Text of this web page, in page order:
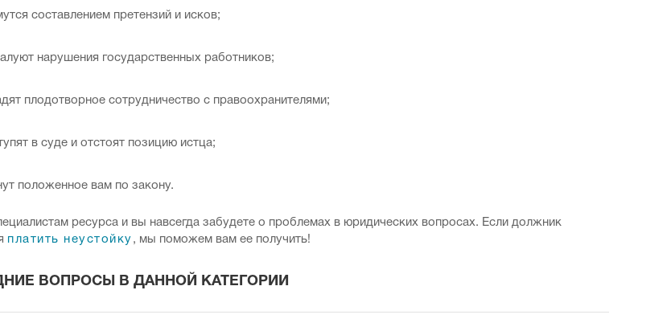
составлением претензий и исков;
нарушения государственных работников;
плодотворное сотрудничество с правоохранителями;
в суде и отстоят позицию истца;
положенное вам по закону.
ресурса и вы навсегда забудете о проблемах в юридических вопросах. Если должник
платить неустойку , мы поможем вам ее получить!
ВОПРОСЫ В ДАННОЙ КАТЕГОРИИ